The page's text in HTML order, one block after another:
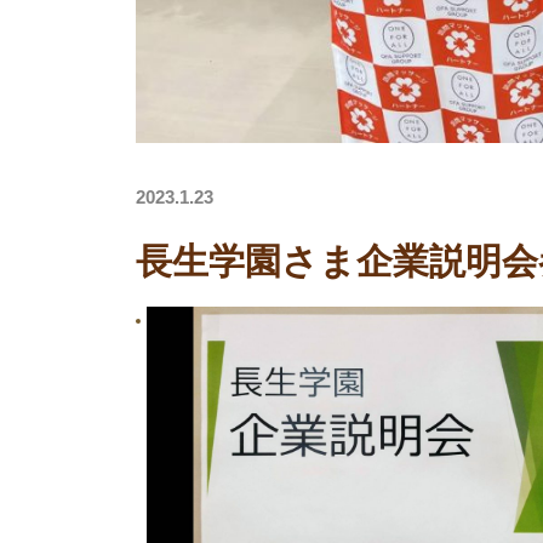
2023.1.23
長生学園さま企業説明